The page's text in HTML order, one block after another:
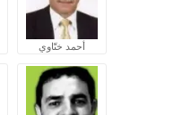
أحمد ختّاوي